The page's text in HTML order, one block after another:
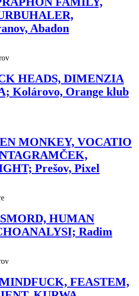
Abadon
HEADS, DIMENZIA
Kolárovo, Orange klub
MONKEY, VOCATIO
Prešov, Pixel
HUMAN
Radim
MINDFUCK, FEASTEM,